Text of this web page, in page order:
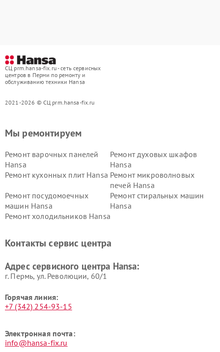
СЦ prm.hansa-fix.ru - сеть сервисных
центров в Перми по ремонту и
обслуживанию техники Hansa
2021-2026 © СЦ prm.hansa-fix.ru
Мы ремонтируем
Ремонт варочных панелей
Hansa
Ремонт духовых шкафов
Hansa
Ремонт кухонных плит Hansa Ремонт микроволновых
печей Hansa
Ремонт посудомоечных
машин Hansa
Ремонт стиральных машин
Hansa
Ремонт холодильников Hansa
Контакты сервис центра
Адрес сервисного центра Hansa:
г. Пермь, ул. ​Революции, 60/1
Горячая линия:
+7 (342) 254-93-15
Электронная почта:
info@hansa-fix.ru